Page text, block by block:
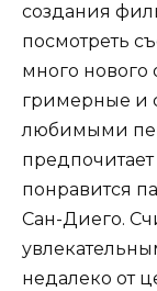
создания
посмотреть
много нового
гримерные и
любимыми
понравится
Сан-Диего.
недалеко от